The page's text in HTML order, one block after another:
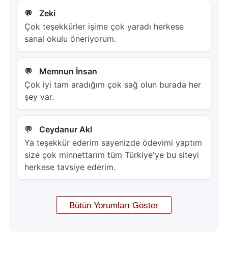
Zeki
Çok teşekkürler işime çok yaradı herkese
sanal okulu öneriyorum.
Memnun İnsan
Çok iyi tam aradığım çok sağ olun burada her
şey var.
Ceydanur Akl
Ya teşekkür ederim sayenizde ödevimi yaptım
size çok minnettarım tüm Türkiye'ye bu siteyi
herkese tavsiye ederim.